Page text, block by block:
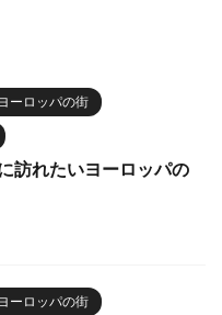
ーロッパの街
訪れたいヨーロッパの
ーロッパの街